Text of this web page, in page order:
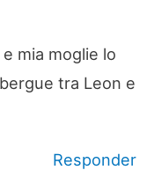
mia moglie lo
tra Leon e
Responder